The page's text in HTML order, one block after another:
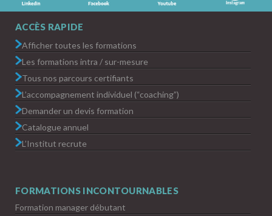
ACCÈS RAPIDE
Afficher toutes les formations
Les formations intra / sur-mesure
Tous nos parcours certifiants
L’accompagnement individuel (“coaching”)
Demander un devis formation
Catalogue annuel
L’Institut recrute
FORMATIONS INCONTOURNABLES
Formation manager débutant